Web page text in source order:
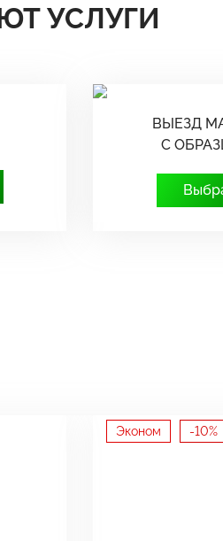
УСЛУГИ
ВЫЕЗД
С
Эконом -10%